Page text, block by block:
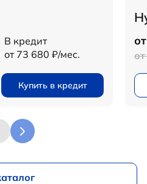
В кредит
от 73 680 ₽/мес.
Купить в кредит